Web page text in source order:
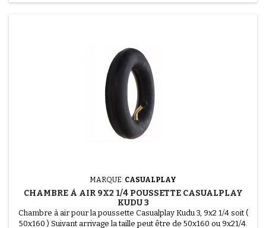
MARQUE: CASUALPLAY
CHAMBRE À AIR 9X2 1/4 POUSSETTE CASUALPLAY
KUDU 3
Chambre à air pour la poussette Casualplay Kudu 3, 9x2 1/4 soit (
50x160 ) Suivant arrivage la taille peut être de 50x160 ou 9x21/4.